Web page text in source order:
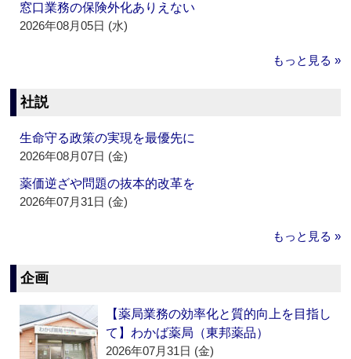
窓口業務の保険外化ありえない
2026年08月05日 (水)
もっと見る »
社説
生命守る政策の実現を最優先に
2026年08月07日 (金)
薬価逆ざや問題の抜本的改革を
2026年07月31日 (金)
もっと見る »
企画
【薬局業務の効率化と質的向上を目指し
て】わかば薬局（東邦薬品）
2026年07月31日 (金)